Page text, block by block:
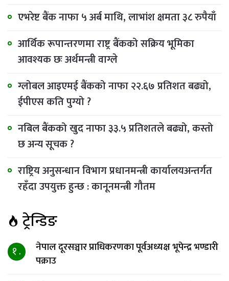
एभरेष्ट बैंक नाफा ५ अर्ब माथि, लाभांश क्षमता ३८ रुपैयाँ
आर्थिक रूपान्तरणमा राष्ट्र बैंकको सक्रिय भूमिका
आवश्यक छः अर्थमन्त्री वाग्ले
ग्लोबल आइएमई बैंकको नाफा २२.६७ प्रतिशत बढ्यो,
ईपीएस कति पुग्यो ?
नबिल बैंकको खुद नाफा ३३.५ प्रतिशतले बढ्यो, कस्तो
छ अन्य सूचक ?
राष्ट्रिय अनुसन्धान विभाग प्रधानमन्त्री कार्यालयअन्तर्गत
रहँदा उपयुक्त हुन्छ : कानूनमन्त्री गौतम
ट्रेन्डिङ
१ .
नेपाल दूरसञ्चार प्राधिकरणका पूर्वअध्यक्ष भूपेन्द्र भण्डारी
पक्राउ